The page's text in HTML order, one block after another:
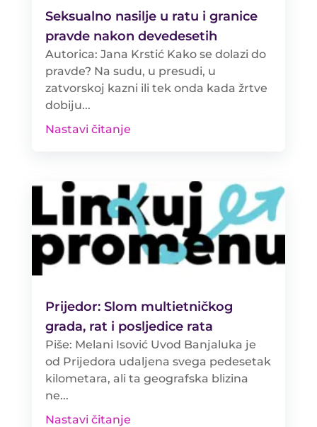
Seksualno nasilje u ratu i granice
pravde nakon devedesetih
Autorica: Jana Krstić Kako se dolazi do
pravde? Na sudu, u presudi, u
zatvorskoj kazni ili tek onda kada žrtve
dobiju...
Nastavi čitanje
Prijedor: Slom multietničkog
grada, rat i posljedice rata
Piše: Melani Isović Uvod Banjaluka je
od Prijedora udaljena svega pedesetak
kilometara, ali ta geografska blizina
ne...
Nastavi čitanje